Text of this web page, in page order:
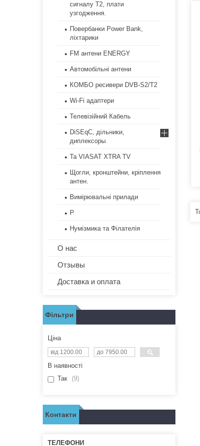
сигналу Т2, плати
узгодження.
Повербанки Power Bank,
ліхтарики
FM антени ENERGY
Автомобільні антени
КОМБО ресивери DVB-S2/Т2
Wi-Fi адаптери
Телевізійний Кабель
DiSEqC, дільники,
диплексоры
Та VIASAT XTRA TV
Щогли, кронштейни, кріплення
антен.
Вимірювальні прилади
Р
Нумізмика та Філателія
О нас
Отзывы
Доставка и оплата
Фільтри
Ціна
В наявності
Так
9
Контакти